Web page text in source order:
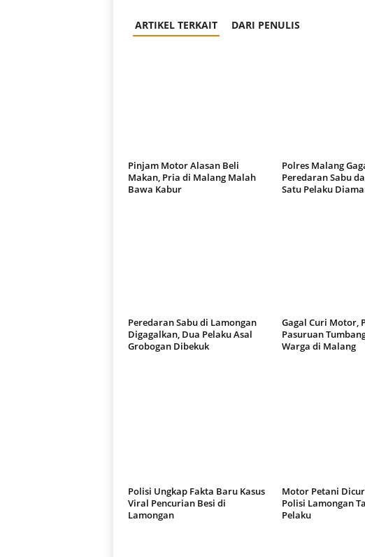
ARTIKEL TERKAIT DARI PENULIS
Pinjam Motor Alasan Beli
Makan, Pria di Malang Malah
Bawa Kabur
Polres Malang
Peredaran Sabu
Satu Pelaku
Peredaran Sabu di Lamongan
Digagalkan, Dua Pelaku Asal
Grobogan Dibekuk
Gagal Curi Motor,
Pasuruan
Warga di Malang
Polisi Ungkap Fakta Baru Kasus
Viral Pencurian Besi di
Lamongan
Motor Petani
Polisi Lamongan
Pelaku